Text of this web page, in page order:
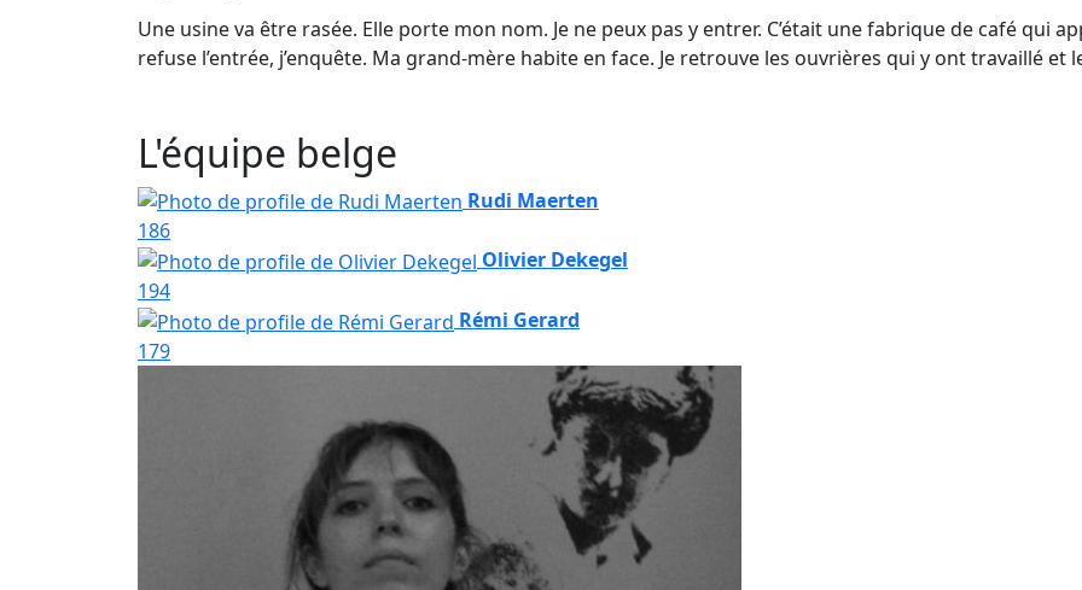
Une usine va être rasée. Elle porte mon nom. Je ne peux pas y entrer. C’était une fabrique de café qui
refuse l’entrée, j’enquête. Ma grand-mère habite en face. Je retrouve les ouvrières qui y ont travaillé
L'équipe belge
Rudi Maerten
186
Olivier Dekegel
194
Rémi Gerard
179